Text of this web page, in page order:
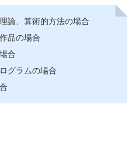
論、算術的方法の場合
品の場合
合
グラムの場合